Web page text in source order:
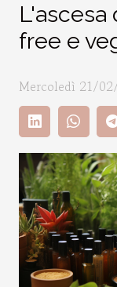
free e
Mercoledì 21/